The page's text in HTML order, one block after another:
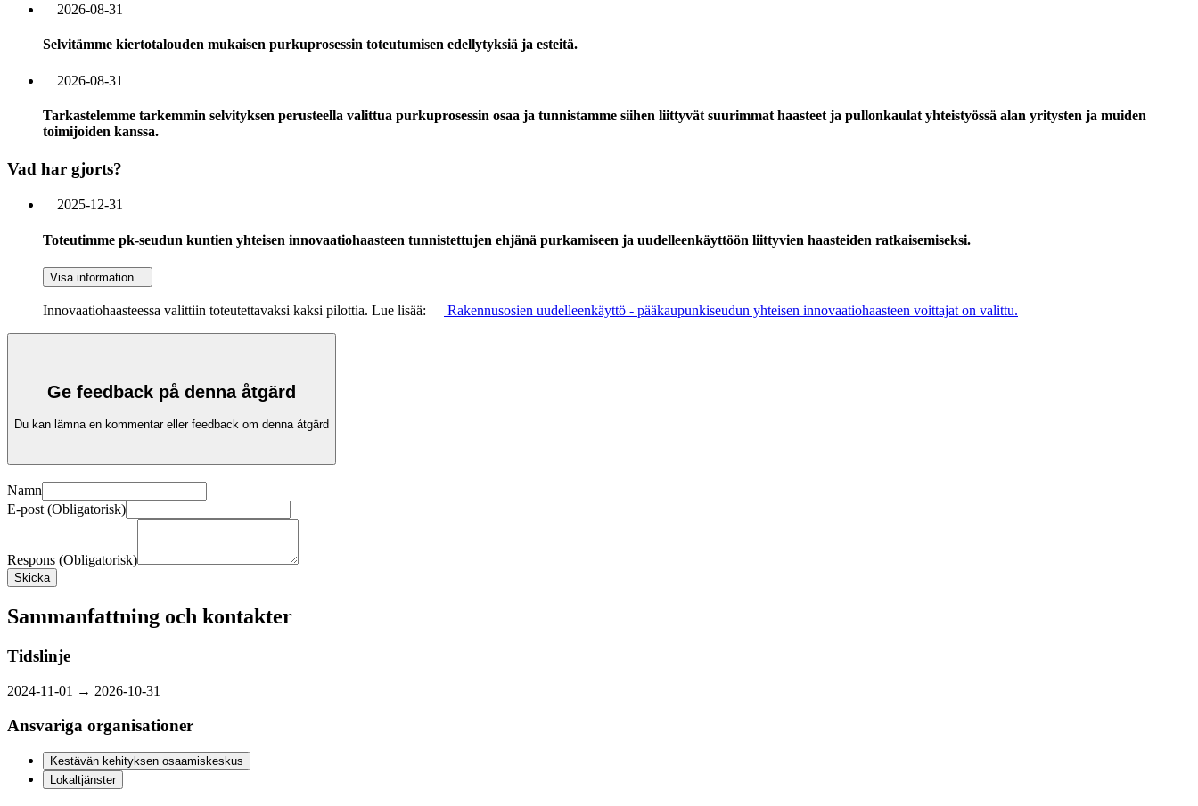
2026-08-31
Selvitämme kiertotalouden mukaisen purkuprosessin toteutumisen edellytyksiä ja esteitä.
2026-08-31
Tarkastelemme tarkemmin selvityksen perusteella valittua purkuprosessin osaa ja tunnistamme siihen liittyvät suurimmat haasteet ja pullonkaulat yhteistyössä alan yritysten ja muiden
toimijoiden kanssa.
Vad har gjorts?
2025-12-31
Toteutimme pk-seudun kuntien yhteisen innovaatiohaasteen tunnistettujen ehjänä purkamiseen ja uudelleenkäyttöön liittyvien haasteiden ratkaisemiseksi.
Visa information
Innovaatiohaasteessa valittiin toteutettavaksi kaksi pilottia. Lue lisää: Rakennusosien uudelleenkäyttö - pääkaupunkiseudun yhteisen innovaatiohaasteen voittajat on valittu.
Ge feedback på denna åtgärd
Du kan lämna en kommentar eller feedback om denna åtgärd
Namn
E-post (Obligatorisk)
Respons (Obligatorisk)
Skicka
Sammanfattning och kontakter
Tidslinje
2024-11-01 → 2026-10-31
Ansvariga organisationer
Kestävän kehityksen osaamiskeskus
Lokaltjänster